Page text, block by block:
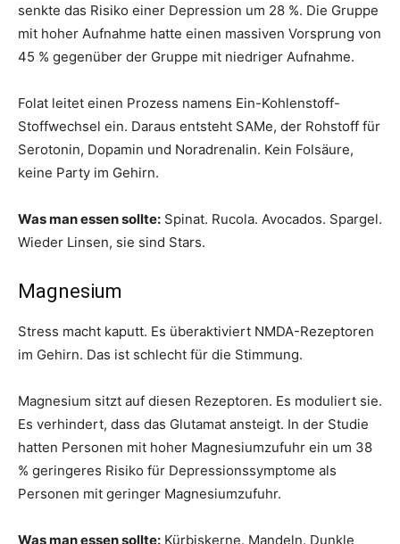
senkte das Risiko einer Depression um 28 %. Die Gruppe
mit hoher Aufnahme hatte einen massiven Vorsprung von
45 % gegenüber der Gruppe mit niedriger Aufnahme.
Folat leitet einen Prozess namens Ein-Kohlenstoff-
Stoffwechsel ein. Daraus entsteht SAMe, der Rohstoff für
Serotonin, Dopamin und Noradrenalin. Kein Folsäure,
keine Party im Gehirn.
Was man essen sollte: Spinat. Rucola. Avocados. Spargel.
Wieder Linsen, sie sind Stars.
Magnesium
Stress macht kaputt. Es überaktiviert NMDA-Rezeptoren
im Gehirn. Das ist schlecht für die Stimmung.
Magnesium sitzt auf diesen Rezeptoren. Es moduliert sie.
Es verhindert, dass das Glutamat ansteigt. In der Studie
hatten Personen mit hoher Magnesiumzufuhr ein um 38
% geringeres Risiko für Depressionssymptome als
Personen mit geringer Magnesiumzufuhr.
Was man essen sollte: Kürbiskerne. Mandeln. Dunkle